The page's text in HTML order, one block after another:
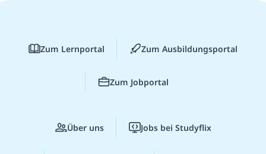
Zum Lernportal Zum Ausbildungsportal
Zum Jobportal
Über uns Jobs bei Studyflix